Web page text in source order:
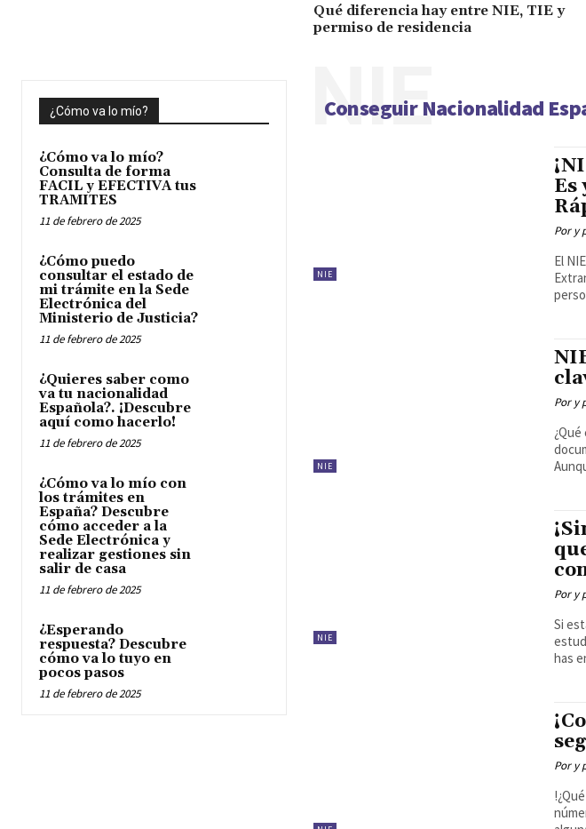
Qué diferencia hay entre NIE, TIE y
permiso de residencia
¿Cómo va lo mío?
¿Cómo va lo mío?
Consulta de forma
FACIL y EFECTIVA tus
TRAMITES
11 de febrero de 2025
¿Cómo puedo
consultar el estado de
mi trámite en la Sede
Electrónica del
Ministerio de Justicia?
11 de febrero de 2025
¿Quieres saber como
va tu nacionalidad
Española?. ¡Descubre
aquí como hacerlo!
11 de febrero de 2025
¿Cómo va lo mío con
los trámites en
España? Descubre
cómo acceder a la
Sede Electrónica y
realizar gestiones sin
salir de casa
11 de febrero de 2025
¿Esperando
respuesta? Descubre
cómo va lo tuyo en
pocos pasos
11 de febrero de 2025
Conseguir Nacionalidad
NIE
NIE
Es
Por y
El
NIE
Por y
¿Qué
NIE
Por y
Si
has
Por y
!¿Qué